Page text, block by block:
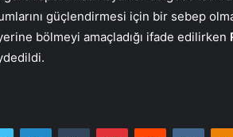
güçlendirmesi için bir sebep
bölmeyi amaçladığı ifade edilirken
Twitter LinkedInTumblr PinterestReddit